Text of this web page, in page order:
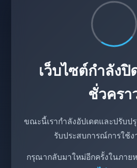
เว็บไซต์กำลังปิ
ชั่วครา
ขณะนี้เรากำลังอัปเดตและปรับป
รับประสบการณ์การใช้
กรุณากลับมาใหม่อีกครั้งในภาย